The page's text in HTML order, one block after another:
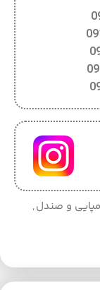
و صندل,